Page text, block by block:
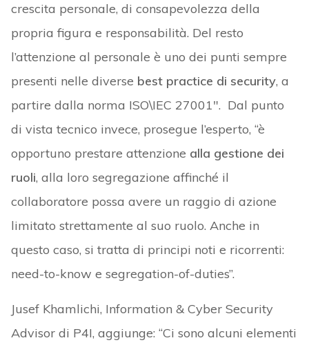
crescita personale, di consapevolezza della
propria figura e responsabilità. Del resto
l’attenzione al personale è uno dei punti sempre
presenti nelle diverse best practice di security, a
partire dalla norma ISO\IEC 27001″. Dal punto
di vista tecnico invece, prosegue l’esperto, “è
opportuno prestare attenzione alla gestione dei
ruoli, alla loro segregazione affinché il
collaboratore possa avere un raggio di azione
limitato strettamente al suo ruolo. Anche in
questo caso, si tratta di principi noti e ricorrenti:
need-to-know e segregation-of-duties”.
Jusef Khamlichi, Information & Cyber Security
Advisor di P4I, aggiunge: “Ci sono alcuni elementi